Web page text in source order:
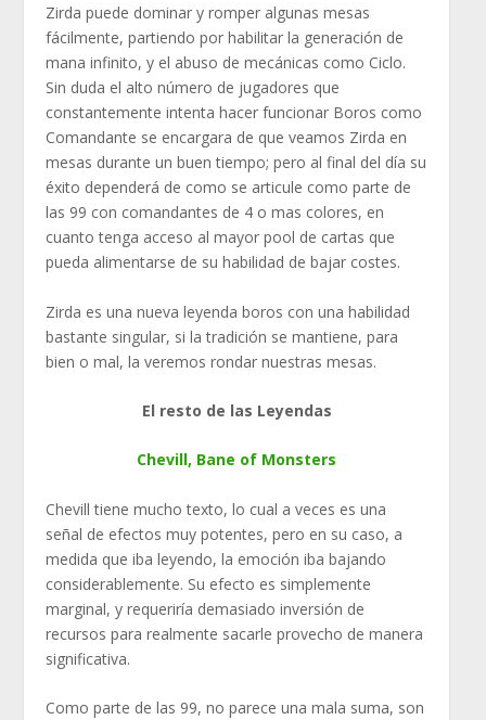
Zirda puede dominar y romper algunas mesas
fácilmente, partiendo por habilitar la generación de
mana infinito, y el abuso de mecánicas como Ciclo.
Sin duda el alto número de jugadores que
constantemente intenta hacer funcionar Boros como
Comandante se encargara de que veamos Zirda en
mesas durante un buen tiempo; pero al final del día su
éxito dependerá de como se articule como parte de
las 99 con comandantes de 4 o mas colores, en
cuanto tenga acceso al mayor pool de cartas que
pueda alimentarse de su habilidad de bajar costes.
Zirda es una nueva leyenda boros con una habilidad
bastante singular, si la tradición se mantiene, para
bien o mal, la veremos rondar nuestras mesas.
El resto de las Leyendas
Chevill, Bane of Monsters
Chevill tiene mucho texto, lo cual a veces es una
señal de efectos muy potentes, pero en su caso, a
medida que iba leyendo, la emoción iba bajando
considerablemente. Su efecto es simplemente
marginal, y requeriría demasiado inversión de
recursos para realmente sacarle provecho de manera
significativa.
Como parte de las 99, no parece una mala suma, son